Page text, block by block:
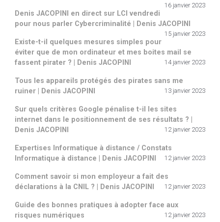
16 janvier 2023
Denis JACOPINI en direct sur LCI vendredi
pour nous parler Cybercriminalité | Denis JACOPINI
15 janvier 2023
Existe-t-il quelques mesures simples pour
éviter que de mon ordinateur et mes boites mail se
fassent pirater ? | Denis JACOPINI
14 janvier 2023
Tous les appareils protégés des pirates sans me
ruiner | Denis JACOPINI
13 janvier 2023
Sur quels critères Google pénalise t-il les sites
internet dans le positionnement de ses résultats ? |
Denis JACOPINI
12 janvier 2023
Expertises Informatique à distance / Constats
Informatique à distance | Denis JACOPINI
12 janvier 2023
Comment savoir si mon employeur a fait des
déclarations à la CNIL ? | Denis JACOPINI
12 janvier 2023
Guide des bonnes pratiques à adopter face aux
risques numériques
12 janvier 2023